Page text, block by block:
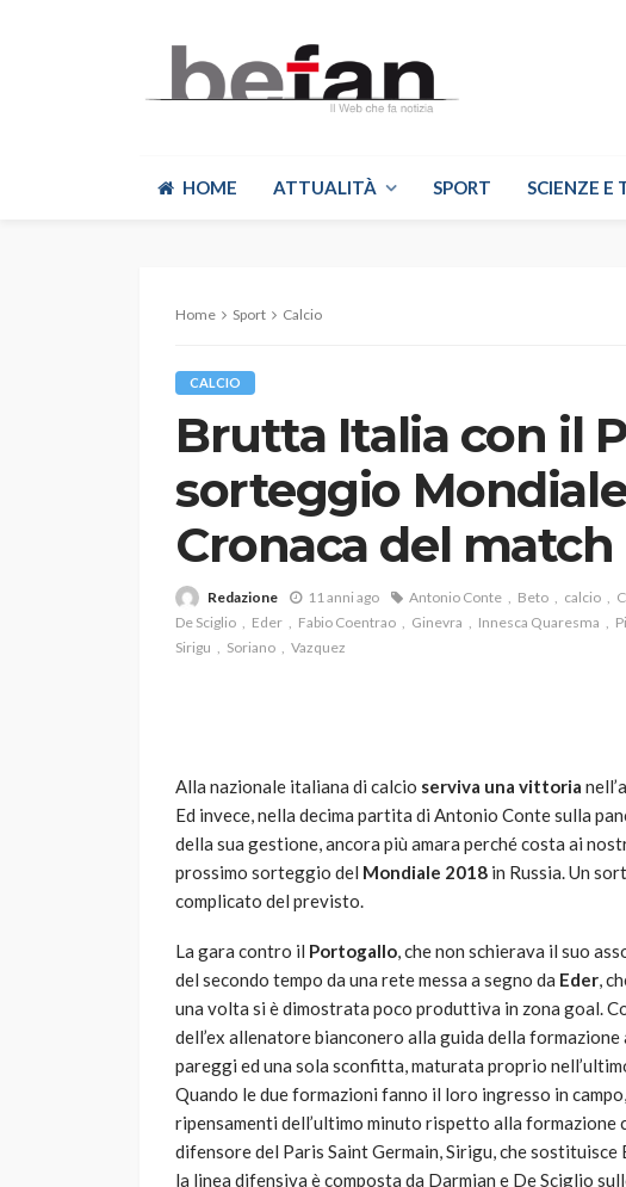
HOME ATTUALITÀ SPORT SCIENZE E
Home Sport Calcio
CALCIO
Brutta Italia con il
sorteggio
Cronaca del match
Redazione 11 anni ago Antonio Conte Beto calcio
De Sciglio
Eder Fabio Coentrao Ginevra Innesca Quaresma
Sirigu
Soriano Vazquez
Alla nazionale italiana di calcio serviva una vittoria
Ed invece, nella decima partita di Antonio Conte sulla
della sua gestione, ancora più amara perché costa ai
prossimo sorteggio del Mondiale 2018 in Russia. Un
complicato del previsto.
La gara contro il Portogallo, che non schierava il suo
del secondo tempo da una rete messa a segno da Eder,
una volta si è dimostrata poco produttiva in zona goal.
dell’ex allenatore bianconero alla guida della
pareggi ed una sola sconfitta, maturata proprio
Quando le due formazioni fanno il loro ingresso in
ripensamenti dell’ultimo minuto rispetto alla formazione
difensore del Paris Saint Germain, Sirigu, che
la linea difensiva è composta da Darmian e De Sciglio
Robot tagliaerba: quale
scegliere per il tuo prato
god 1 anno ago